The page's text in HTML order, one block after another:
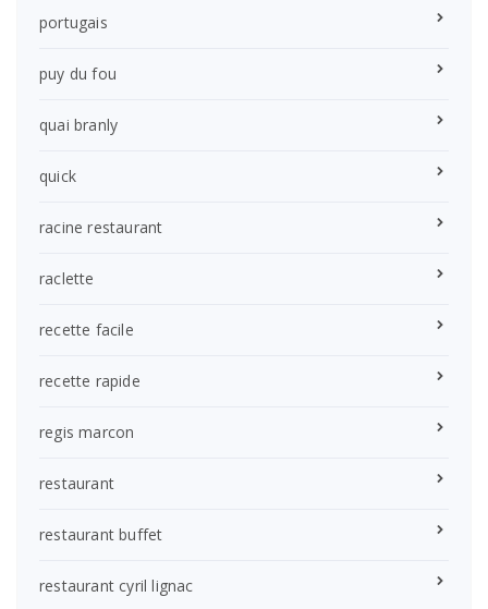
portugais
puy du fou
quai branly
quick
racine restaurant
raclette
recette facile
recette rapide
regis marcon
restaurant
restaurant buffet
restaurant cyril lignac